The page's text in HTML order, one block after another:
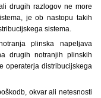
drugih razlogov ne more
je ob nastopu takih
sistema.
plinska napeljava
drugih notranjih plinskih
operaterja distribucijskega
okvar ali netesnosti